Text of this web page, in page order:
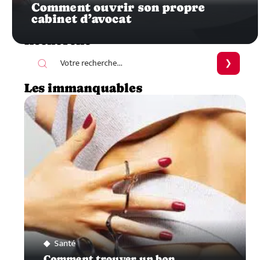
Comment ouvrir son propre
cabinet d’avocat
Recherche
Les immanquables
Santé